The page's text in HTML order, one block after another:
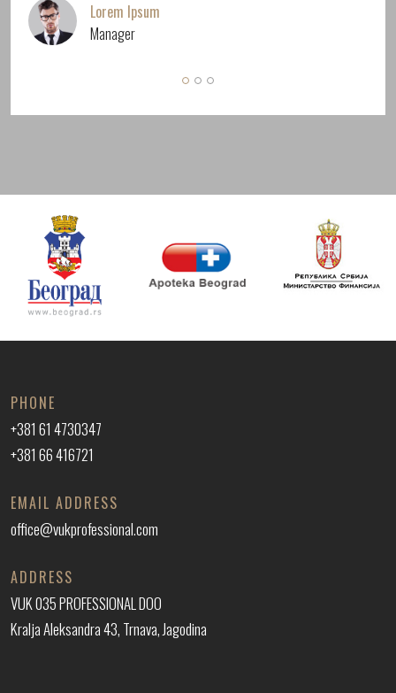
Lorem Ipsum
Manager
PHONE
+381 61 4730347
+381 66 416721
EMAIL ADDRESS
office@vukprofessional.com
ADDRESS
VUK 035 PROFESSIONAL DOO
Kralja Aleksandra 43, Trnava, Jagodina